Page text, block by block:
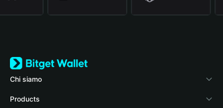
Chi siamo
Bitget Wallet
Products